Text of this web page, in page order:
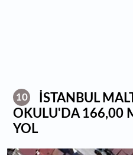
10
İSTANBUL
OKULU'DA 166,00
YOL